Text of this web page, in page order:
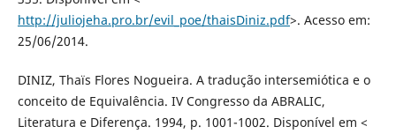
http://juliojeha.pro.br/evil_poe/thaisDiniz.pdf>. Acesso em:
25/06/2014.
DINIZ, Thaïs Flores Nogueira. A tradução intersemiótica e o
conceito de Equivalência. IV Congresso da ABRALIC,
Literatura e Diferença. 1994, p. 1001-1002. Disponível em <